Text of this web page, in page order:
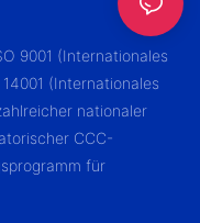
9001 (Internationales
(Internationales
nationaler
CCC-
für